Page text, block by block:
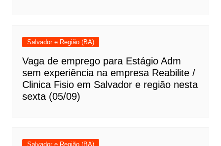
Salvador e Região (BA)
Vaga de emprego para Estágio Adm
sem experiência na empresa Reabilite /
Clinica Fisio em Salvador e região nesta
sexta (05/09)
Salvador e Região (BA)